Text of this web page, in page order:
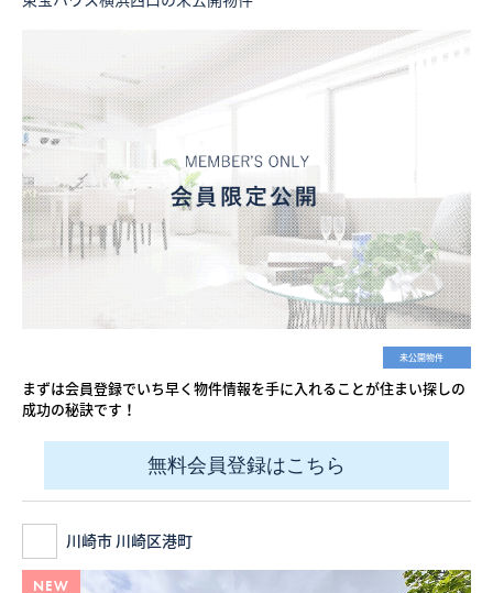
未公開物件
まずは会員登録でいち早く物件情報を手に入れることが住まい探しの
成功の秘訣です！
無料会員登録はこちら
川崎市 川崎区港町
NEW